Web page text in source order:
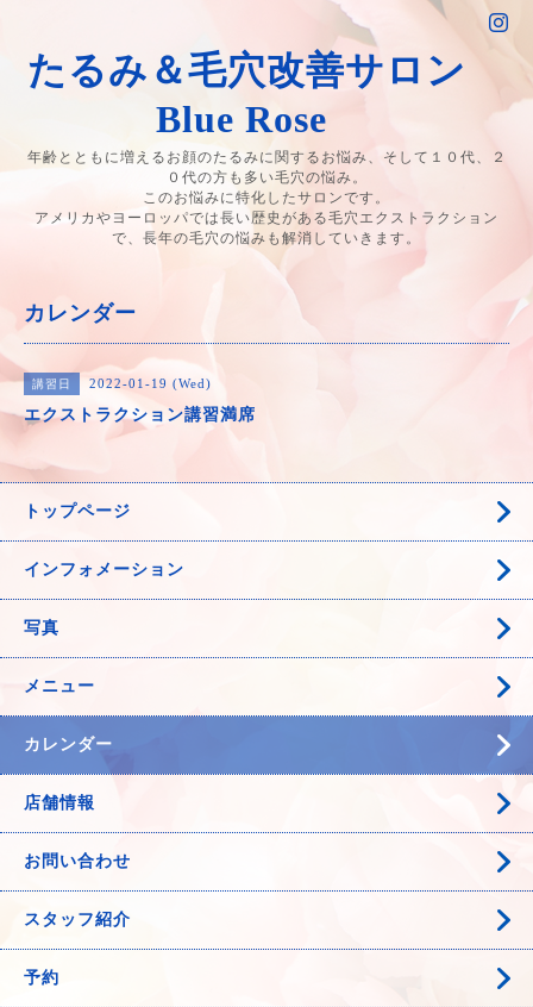
たるみ＆毛穴改善サロン
Blue Rose
年齢とともに増えるお顔のたるみに関するお悩み、そして１０代、２
０代の方も多い毛穴の悩み。
このお悩みに特化したサロンです。
アメリカやヨーロッパでは長い歴史がある毛穴エクストラクション
で、長年の毛穴の悩みも解消していきます。
カレンダー
講習日 2022-01-19 (Wed)
エクストラクション講習満席
トップページ
インフォメーション
写真
メニュー
カレンダー
店舗情報
お問い合わせ
スタッフ紹介
予約